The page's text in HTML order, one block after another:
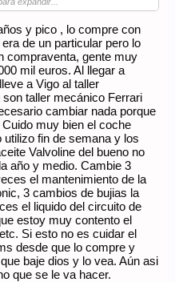
muy caros (bore scoring) y
como con el bore
se reparará sí o sí, otra cosa es
en el berenjenal. Otra
lo que te den, más lo que te
más ya te metes en un
y pico , lo compre con
de un particular pero lo
compraventa, gente muy
mil euros. Al llegar a
a Vigo al taller
taller mecánico Ferrari
cambiar nada porque
muy bien el coche
utilizo fin de semana y los
Valvoline del bueno no
año y medio. Cambie 3
el mantenimiento de la
3 cambios de bujias la
el liquido del circuito de
estoy muy contento el
Si esto no es cuidar el
desde que lo compre y
baje dios y lo vea. Aún asi
que se le va hacer.